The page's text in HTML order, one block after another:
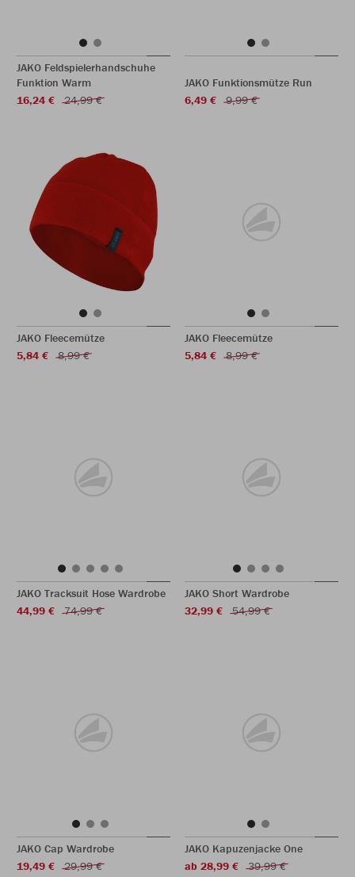
JAKO Feldspielerhandschuhe
Funktion Warm
16,24 €
24,99 €
JAKO Funktionsmütze Run
6,49 €
9,99 €
JAKO Fleecemütze
5,84 €
8,99 €
JAKO Fleecemütze
5,84 €
8,99 €
JAKO Tracksuit Hose Wardrobe
44,99 €
74,99 €
JAKO Short Wardrobe
32,99 €
54,99 €
JAKO Cap Wardrobe
19,49 €
29,99 €
JAKO Kapuzenjacke One
ab 28,99 €
39,99 €